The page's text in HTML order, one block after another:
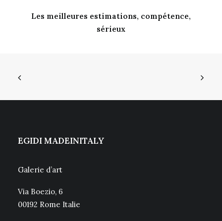
Les meilleures estimations, compétence,
sérieux
EGIDI MADEINITALY
Galerie d’art
Via Boezio, 6
00192 Rome Italie